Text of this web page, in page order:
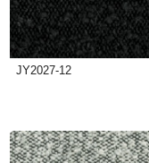
JY2027-12